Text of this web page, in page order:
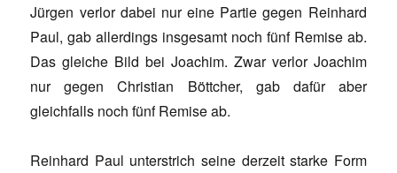
Jürgen verlor dabei nur eine Partie gegen Reinhard
Paul, gab allerdings insgesamt noch fünf Remise ab.
Das gleiche Bild bei Joachim. Zwar verlor Joachim
nur gegen Christian Böttcher, gab dafür aber
gleichfalls noch fünf Remise ab.
Reinhard Paul unterstrich seine derzeit starke Form